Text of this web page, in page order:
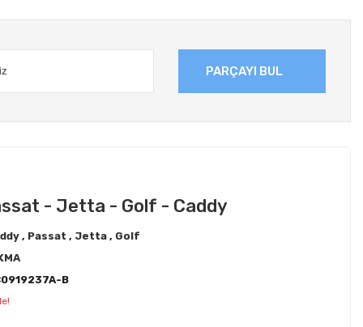
PARÇAYI BUL
- Jetta - Golf - Caddy
, Passat , Jetta , Golf
B